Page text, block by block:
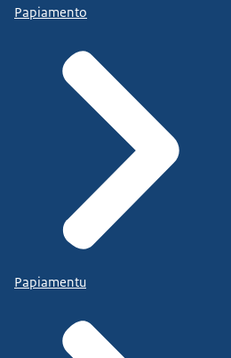
Papiamento
Papiamentu